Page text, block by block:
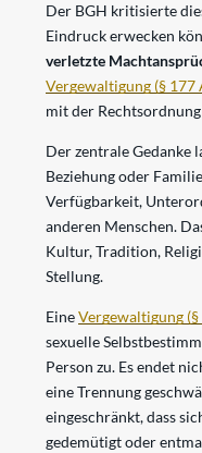
Der BGH kritisierte
Eindruck erwecken
verletzte
Vergewaltigung (§ 177
mit der
Der zentrale Gedanke
Beziehung oder
Verfügbarkeit,
anderen Menschen.
Kultur, Tradition,
Stellung.
EineVergewaltigung
sexuelle
Person zu. Es endet
eine Trennung
eingeschränkt, dass
gedemütigt oder